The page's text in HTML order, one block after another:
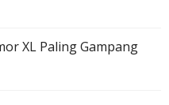
XL Paling Gampang